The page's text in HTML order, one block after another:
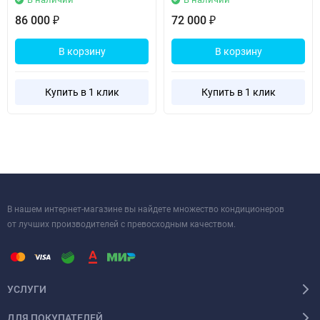
RAF-X12NH также предлагает простоту в обслуживании
дюйма, жидкостная – 1/4 дюйма. Эта модель станет отличным
выбором для тех, кто ценит качество, надежность и комфорт в
86 000 ₽
В корзину
Купить в 1 клик
72 000 ₽
В корзину
Купить в 1 клик
В нашем интернет-магазине вы найдете множество кондиционеров
от лучших производителей с превосходным качеством.
УСЛУГИ
ДЛЯ ПОКУПАТЕЛЕЙ